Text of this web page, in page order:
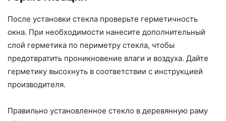
После установки стекла проверьте герметичность
окна. При необходимости нанесите дополнительный
слой герметика по периметру стекла, чтобы
предотвратить проникновение влаги и воздуха. Дайте
герметику высохнуть в соответствии с инструкцией
производителя.
Правильно установленное стекло в деревянную раму